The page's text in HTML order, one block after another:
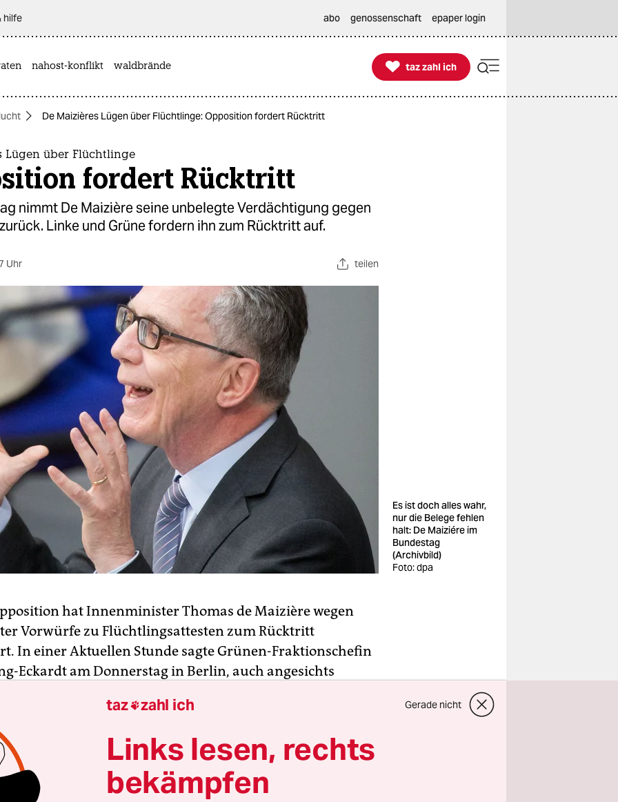
hilfe abo genossenschaft epaper login
nahost-konflikt waldbrände 
taz zahl ich
taz zahl ich
De Maizières Lügen über Flüchtlinge: Opposition fordert Rücktritt
Lügen über Flüchtlinge
fordert Rücktritt
nimmt De Maizière seine unbelegte Verdächtigung gegen
Linke und Grüne fordern ihn zum Rücktritt auf.
Uhr teilen
Es ist doch alles wahr,
nur die Belege fehlen
halt: De Maiziére im
Bundestag
(Archivbild)
Foto: dpa
hat Innenminister Thomas de Maizière wegen
Vorwürfe zu Flüchtlingsattesten zum Rücktritt
In einer Aktuellen Stunde sagte Grünen-Fraktionschefin
Eckardt am Donnerstag in Berlin, auch angesichts
Innenminister dieser Regierung aus meiner Sicht nicht
Er solle den Weg frei machen für eine faktenbasierte
Linke schloss sich dieser Forderung an.
bedauerte seine jüngsten Äußerungen, blieb aber dabei,
taz zahl ich Gerade nicht
Links lesen, rechts
bekämpfen